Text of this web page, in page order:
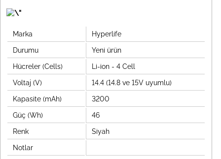
Marka Hyperlife
Durumu Yeni ürün
Hücreler (Cells) Li-ion - 4 Cell
Voltaj (V) 14.4 (14.8 ve 15V uyumlu)
Kapasite (mAh) 3200
Güç (Wh) 46
Renk Siyah
Notlar